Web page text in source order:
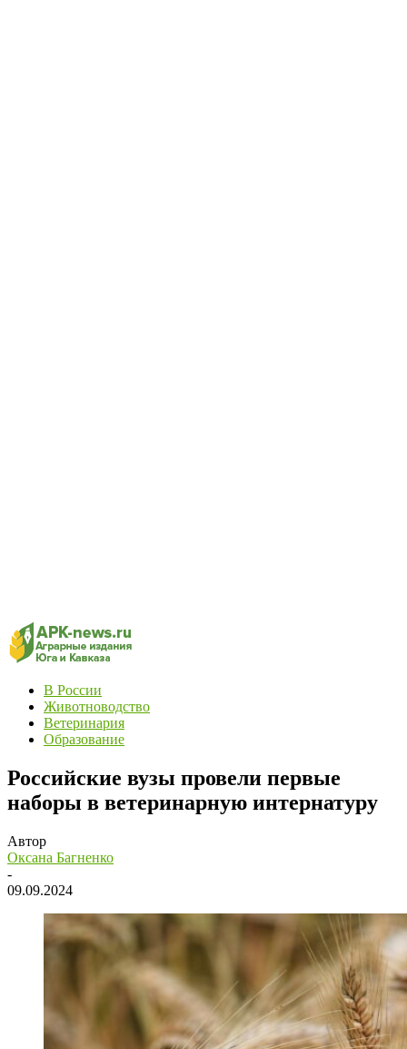
В России
Животноводство
Ветеринария
Образование
Российские вузы провели первые
наборы в ветеринарную интернатуру
Автор
Оксана Багненко
-
09.09.2024